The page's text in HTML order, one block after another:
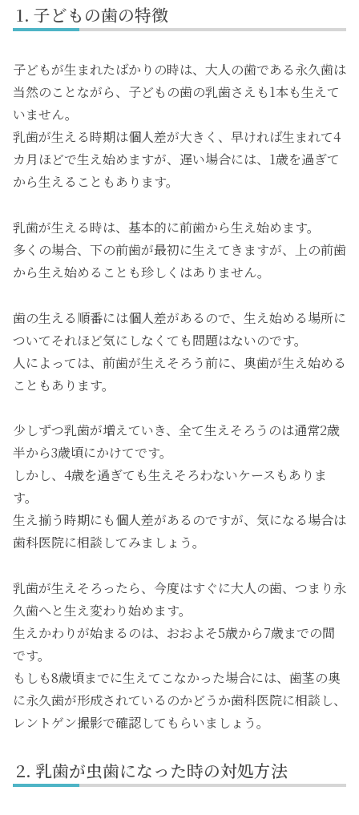
子どもの歯の特徴
子どもが生まれたばかりの時は、大人の歯である永久歯は
当然のことながら、子どもの歯の乳歯さえも1本も生えて
いません。
乳歯が生える時期は個人差が大きく、早ければ生まれて4
カ月ほどで生え始めますが、遅い場合には、1歳を過ぎて
から生えることもあります。
乳歯が生える時は、基本的に前歯から生え始めます。
多くの場合、下の前歯が最初に生えてきますが、上の前歯
から生え始めることも珍しくはありません。
歯の生える順番には個人差があるので、生え始める場所に
ついてそれほど気にしなくても問題はないのです。
人によっては、前歯が生えそろう前に、奥歯が生え始める
こともあります。
少しずつ乳歯が増えていき、全て生えそろうのは通常2歳
半から3歳頃にかけてです。
しかし、4歳を過ぎても生えそろわないケースもありま
す。
生え揃う時期にも個人差があるのですが、気になる場合は
歯科医院に相談してみましょう。
乳歯が生えそろったら、今度はすぐに大人の歯、つまり永
久歯へと生え変わり始めます。
生えかわりが始まるのは、おおよそ5歳から7歳までの間
です。
もしも8歳頃までに生えてこなかった場合には、歯茎の奥
に永久歯が形成されているのかどうか歯科医院に相談し、
レントゲン撮影で確認してもらいましょう。
乳歯が虫歯になった時の対処方法